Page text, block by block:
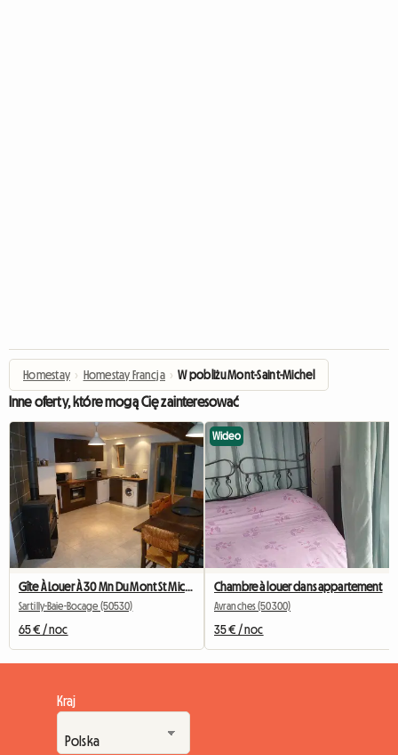
Homestay › Homestay Francja › W pobliżu Mont-Saint-Michel
Inne oferty, które mogą Cię zainteresować
Gîte À Louer À 30 Mn Du Mont St Michel
Sartilly-Baie-Bocage (50530)
65 € / noc
Wideo
Chambre à louer dans appartement
Avranches (50300)
35 € / noc
Kraj